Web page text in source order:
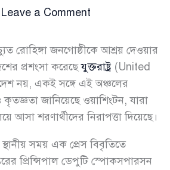
Leave a Comment
রোহিঙ্গা জনগোষ্ঠীকে আশ্রয় দেওয়ার
প্রশংসা করেছেযুক্তরাষ্ট্র (United
নয়, একই সঙ্গে এই অঞ্চলের
জানিয়েছে ওয়াশিংটন, যারা
আসা শরণার্থীদের নিরাপত্তা দিয়েছে।
সময় এক প্রেস বিবৃতিতে
প্রিন্সিপাল ডেপুটি স্পোকসপারসন